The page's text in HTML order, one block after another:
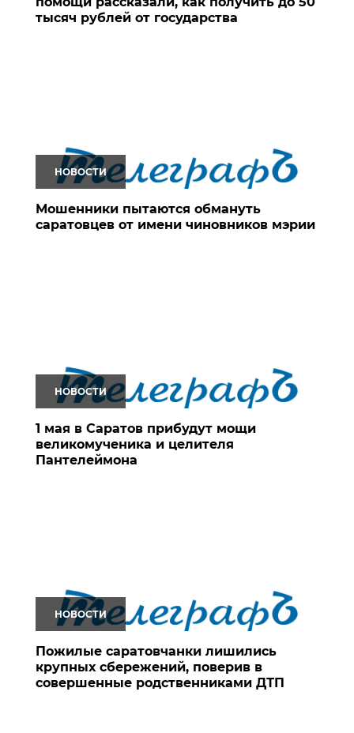
тысяч рублей от государства
НОВОСТИ
Мошенники пытаются обмануть
саратовцев от имени чиновников мэрии
НОВОСТИ
1 мая в Саратов прибудут мощи
великомученика и целителя
Пантелеймона
НОВОСТИ
Пожилые саратовчанки лишились
крупных сбережений, поверив в
совершенные родственниками ДТП